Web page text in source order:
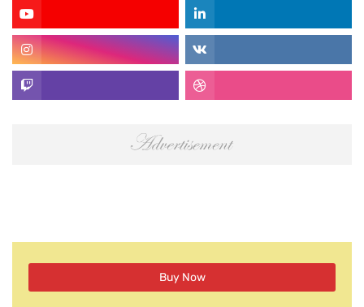
Buy Now